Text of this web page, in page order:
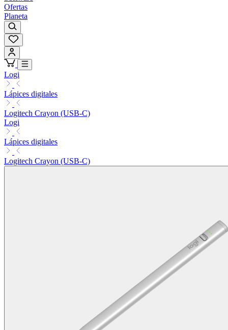
Ofertas
Planeta
Logi
Lápices digitales
Logitech Crayon (USB-C)
Logi
Lápices digitales
Logitech Crayon (USB-C)